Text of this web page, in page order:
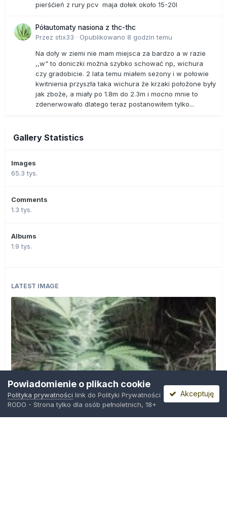
pierśćień z rury pcv maja dołek około 15-20l
Półautomaty nasiona z thc-thc
Przez stix33 · Opublikowano 8 godzin temu
Na doły w ziemi nie mam miejsca za bardzo a w razie
,,w" to doniczki można szybko schować np, wichura
czy gradobicie. 2 lata temu miałem sezony i w połowie
kwitnienia przyszła taka wichura że krzaki położone były
jak zboże, a miały po 1.8m do 2.3m i mocno mnie to
zdenerwowało dlatego teraz postanowiłem tylko...
Gallery Statistics
Images
65.3 tys.
Comments
1.3 tys.
Albums
1.9 tys.
LATEST IMAGE
Powiadomienie o plikach cookie
Polityka prywatności link do Polityki Prywatności
RODO - Strona tylko dla osób pełnoletnich, 18+
Akceptuję